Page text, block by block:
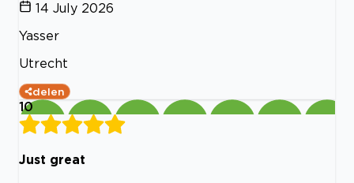
14 July 2026
Yasser
Utrecht
delen
10
Just great